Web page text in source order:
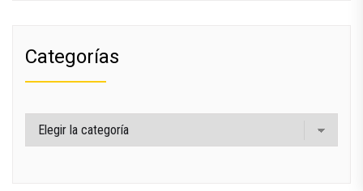
Categorías
Categorías